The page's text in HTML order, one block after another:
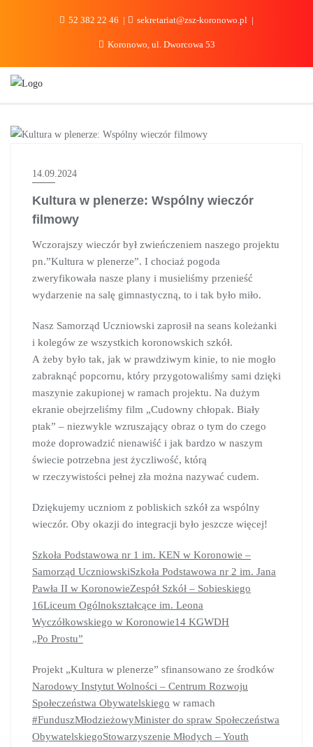
52 382 22 46 sekretariat@zsz-koronowo.pl
Koronowo, ul. Dworcowa 53
14.09.2024
Kultura w plenerze: Wspólny wieczór
filmowy
Wczorajszy wieczór był zwieńczeniem naszego projektu
pn.”Kultura w plenerze”. I chociaż pogoda
zweryfikowała nasze plany i musieliśmy przenieść
wydarzenie na salę gimnastyczną, to i tak było miło.
Nasz Samorząd Uczniowski zaprosił na seans koleżanki
i kolegów ze wszystkich koronowskich szkół.
A żeby było tak, jak w prawdziwym kinie, to nie mogło
zabraknąć popcornu, który przygotowaliśmy sami dzięki
maszynie zakupionej w ramach projektu. Na dużym
ekranie obejrzeliśmy film „Cudowny chłopak. Biały
ptak” – niezwykle wzruszający obraz o tym do czego
może doprowadzić nienawiść i jak bardzo w naszym
świecie potrzebna jest życzliwość, którą
w rzeczywistości pełnej zła można nazywać cudem.
Dziękujemy uczniom z pobliskich szkół za wspólny
wieczór. Oby okazji do integracji było jeszcze więcej!
Szkoła Podstawowa nr 1 im. KEN w Koronowie –
Samorząd UczniowskiSzkoła Podstawowa nr 2 im. Jana
Pawła II w KoronowieZespół Szkół – Sobieskiego
16Liceum Ogólnokształcące im. Leona
Wyczółkowskiego w Koronowie14 KGWDH
„Po Prostu”
Projekt „Kultura w plenerze” sfinansowano ze środków
Narodowy Instytut Wolności – Centrum Rozwoju
Społeczeństwa Obywatelskiego w ramach
#FunduszMłodzieżowyMinister do spraw Społeczeństwa
ObywatelskiegoStowarzyszenie Młodych – Youth